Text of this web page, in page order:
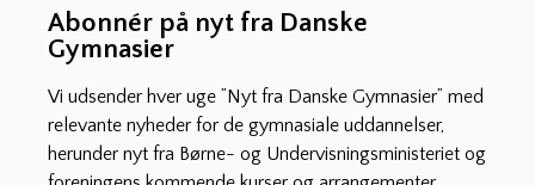
Abonnér på nyt fra Danske
Gymnasier
Vi udsender hver uge ”Nyt fra Danske Gymnasier” med
relevante nyheder for de gymnasiale uddannelser,
herunder nyt fra Børne- og Undervisningsministeriet og